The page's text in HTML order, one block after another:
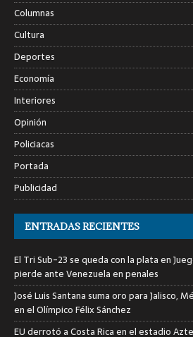
Columnas
Cultura
Deportes
Economía
Interiores
Opinión
Policiacas
Portada
Publicidad
ENTRADAS RECIENTES
El Tri Sub-23 se queda con la plata en
pierde ante Venezuela en penales
José Luis Santana suma oro para Jalisco,
en el Olímpico Félix Sánchez
EU derrotó a Costa Rica en el estadio